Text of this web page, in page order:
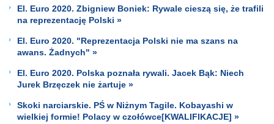
El. Euro 2020. Zbigniew Boniek: Rywale cieszą się, że trafili
na reprezentację Polski »
El. Euro 2020. "Reprezentacja Polski nie ma szans na
awans. Żadnych" »
El. Euro 2020. Polska poznała rywali. Jacek Bąk: Niech
Jurek Brzęczek nie żartuje »
Skoki narciarskie. PŚ w Niżnym Tagile. Kobayashi w
wielkiej formie! Polacy w czołówce[KWALIFIKACJE] »